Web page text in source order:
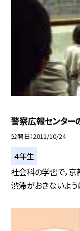
警察広報センター
公開日 2011/10/24
４年生
社会科の学習で，
渋滞がおきないよう